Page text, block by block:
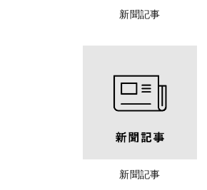
新聞記事
新聞記事